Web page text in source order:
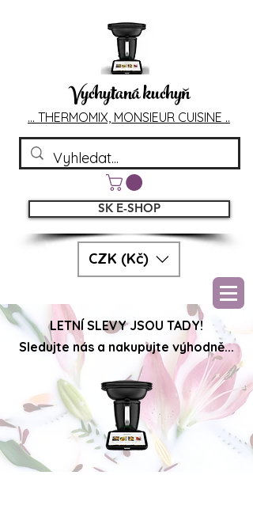
Vychytaná kuchyň
... THERMOMIX, MONSIEUR CUISINE ..
CZK (Kč)
SK E-SHOP
LETNÍ SLEVY JSOU TADY!
Sledujte nás a nakupujte výhodně...